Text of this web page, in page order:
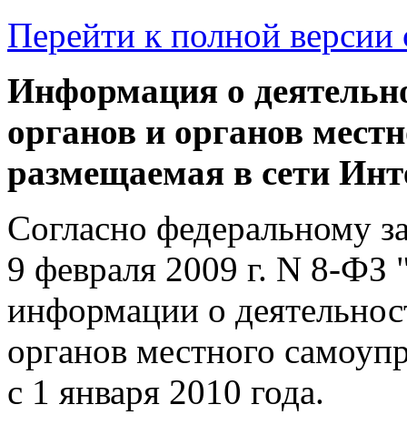
Перейти к полной версии
Информация о
органов и органов
размещаемая в сети
Согласно федеральному
9 февраля 2009 г. N 8-ФЗ
информации о
органов местного
с 1 января 2010 года.